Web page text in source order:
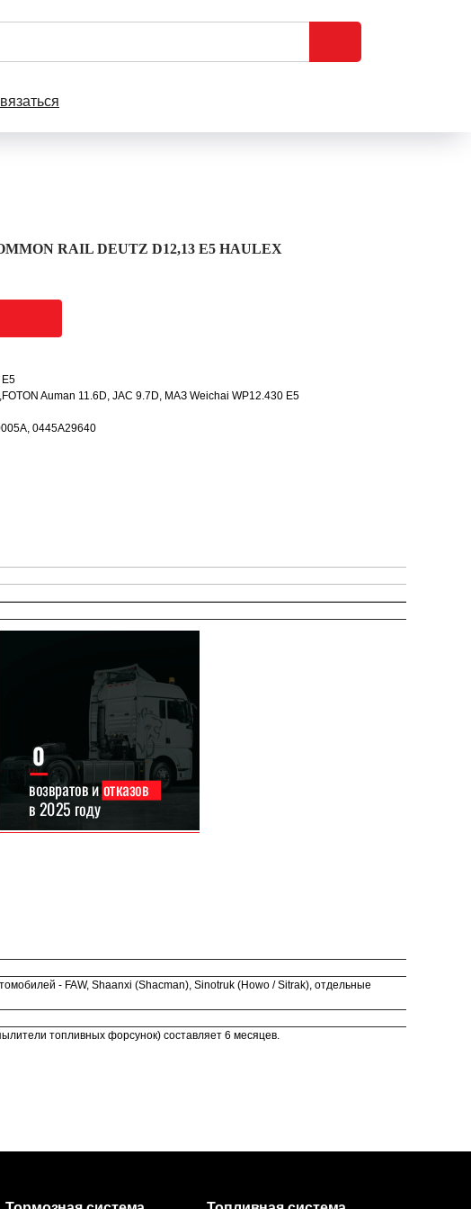
RAIL DEUTZ D12,13 E5 HAULEX
E5
Auman 11.6D, JAC 9.7D, МАЗ Weichai WP12.430 Е5
0445A29640
- FAW, Shaanxi (Shacman), Sinotruk (Howo / Sitrak), отдельные
топливных форсунок) составляет 6 месяцев.